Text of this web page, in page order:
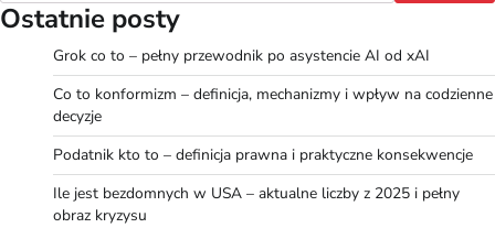
Ostatnie posty
Grok co to – pełny przewodnik po asystencie AI od xAI
Co to konformizm – definicja, mechanizmy i wpływ na codzienne
decyzje
Podatnik kto to – definicja prawna i praktyczne konsekwencje
Ile jest bezdomnych w USA – aktualne liczby z 2025 i pełny
obraz kryzysu